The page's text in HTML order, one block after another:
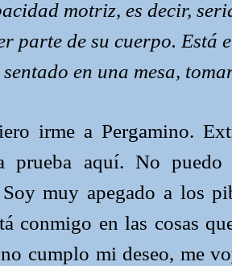
motriz, es decir,
parte de su cuerpo. Está
sentado en una mesa,
irme a Pergamino.
prueba aquí. No
muy apegado a los
conmigo en las cosas
cumplo mi deseo, me